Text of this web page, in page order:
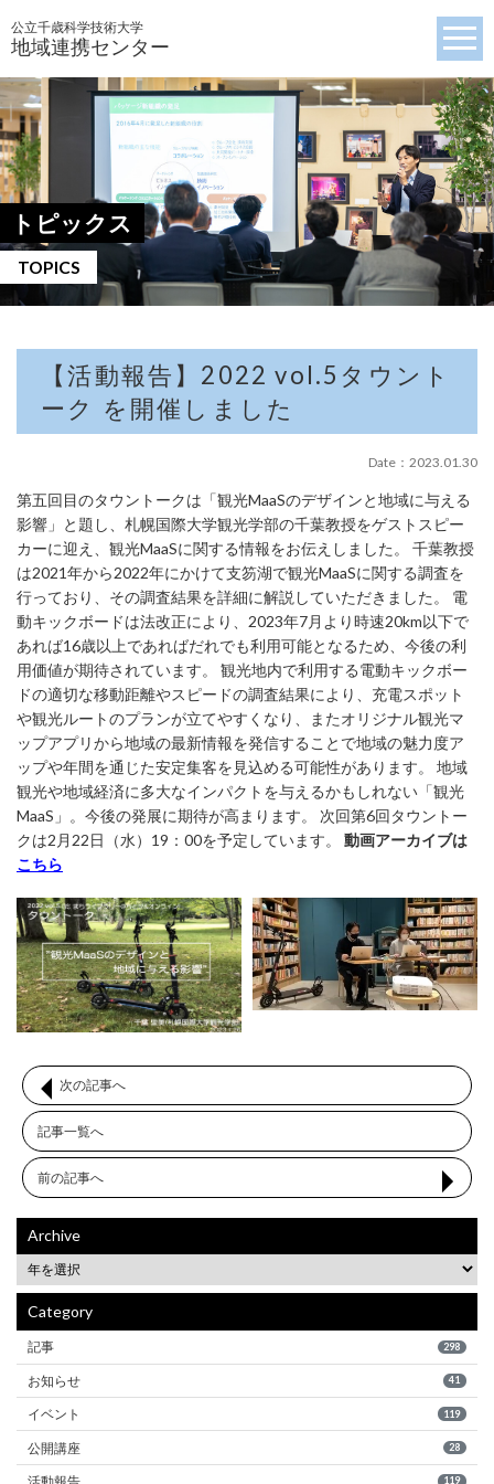
公立千歳科学技術大学
地域連携センター
トピックス
TOPICS
【活動報告】2022 vol.5タウント
ーク を開催しました
Date：2023.01.30
第五回目のタウントークは「観光MaaSのデザインと地域に与える
影響」と題し、札幌国際大学観光学部の千葉教授をゲストスピー
カーに迎え、観光MaaSに関する情報をお伝えしました。 千葉教授
は2021年から2022年にかけて支笏湖で観光MaaSに関する調査を
行っており、その調査結果を詳細に解説していただきました。 電
動キックボードは法改正により、2023年7月より時速20km以下で
あれば16歳以上であればだれでも利用可能となるため、今後の利
用価値が期待されています。 観光地内で利用する電動キックボー
ドの適切な移動距離やスピードの調査結果により、充電スポット
や観光ルートのプランが立てやすくなり、またオリジナル観光マ
ップアプリから地域の最新情報を発信することで地域の魅力度ア
ップや年間を通じた安定集客を見込める可能性があります。 地域
観光や地域経済に多大なインパクトを与えるかもしれない「観光
MaaS」。今後の発展に期待が高まります。 次回第6回タウントー
クは2月22日（水）19：00を予定しています。 動画アーカイブは
こちら
次の記事へ
記事一覧へ
前の記事へ
Archive
Category
記事 298
お知らせ 41
イベント 119
公開講座 28
119